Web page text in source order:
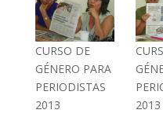
CURSO DE
GÉNERO PARA
PERIODISTAS
2013
2013